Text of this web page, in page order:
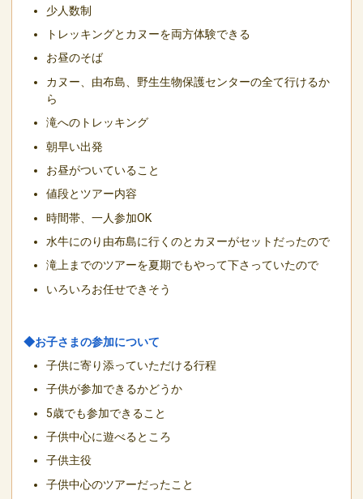
少人数制
トレッキングとカヌーを両方体験できる
お昼のそば
カヌー、由布島、野生生物保護センターの全て行けるか
ら
滝へのトレッキング
朝早い出発
お昼がついていること
値段とツアー内容
時間帯、一人参加OK
水牛にのり由布島に行くのとカヌーがセットだったので
滝上までのツアーを夏期でもやって下さっていたので
いろいろお任せできそう
◆お子さまの参加について
子供に寄り添っていただける行程
子供が参加できるかどうか
5歳でも参加できること
子供中心に遊べるところ
子供主役
子供中心のツアーだったこと